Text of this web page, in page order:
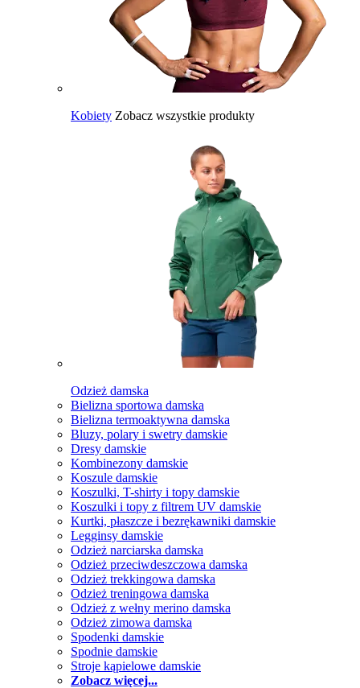
Kobiety Zobacz wszystkie produkty
Odzież damska
Bielizna sportowa damska
Bielizna termoaktywna damska
Bluzy, polary i swetry damskie
Dresy damskie
Kombinezony damskie
Koszule damskie
Koszulki, T-shirty i topy damskie
Koszulki i topy z filtrem UV damskie
Kurtki, płaszcze i bezrękawniki damskie
Legginsy damskie
Odzież narciarska damska
Odzież przeciwdeszczowa damska
Odzież trekkingowa damska
Odzież treningowa damska
Odzież z wełny merino damska
Odzież zimowa damska
Spodenki damskie
Spodnie damskie
Stroje kąpielowe damskie
Zobacz więcej...